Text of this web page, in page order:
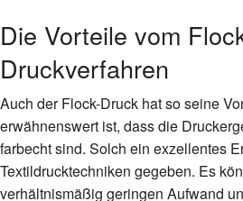
Die Vorteile vom
Druckverfahren
Auch der Flock-Druck hat so seine
erwähnenswert ist, dass die
farbecht sind. Solch ein exzellentes
Textildrucktechniken gegeben. Es
verhältnismäßig geringen Aufwand